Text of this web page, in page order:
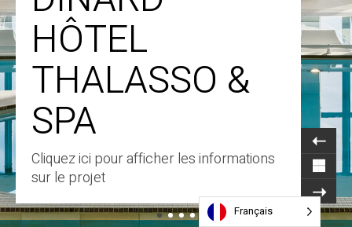
HÔTEL
THALASSO &
SPA
Cliquez ici pour afficher les informations
sur le projet
Français